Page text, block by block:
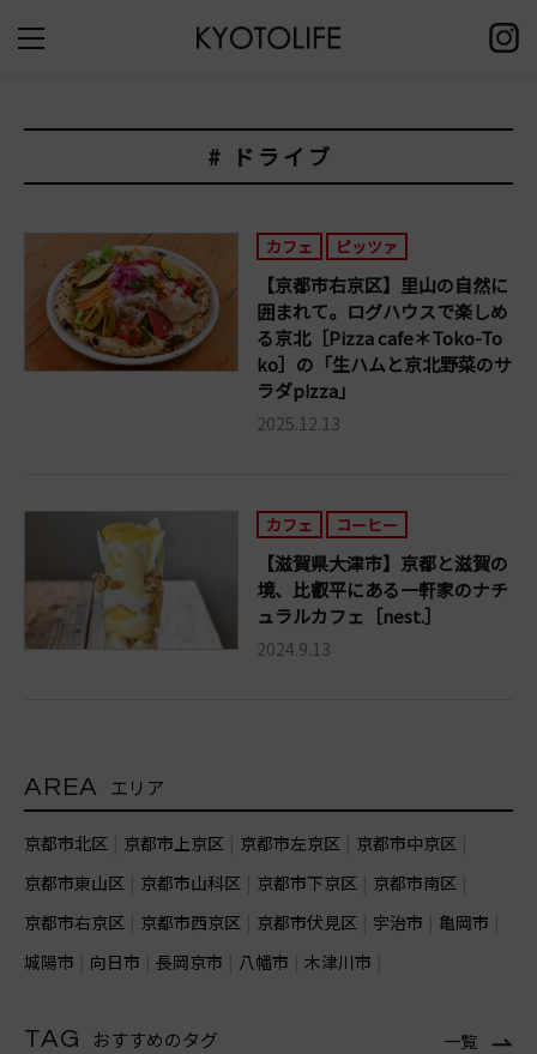
# ドライブ
カフェ ピッツァ
【京都市右京区】里山の自然に
囲まれて。ログハウスで楽しめ
る京北［Pizza cafe＊Toko-To
ko］の「生ハムと京北野菜のサ
ラダpizza」
2025.12.13
カフェ コーヒー
【滋賀県大津市】京都と滋賀の
境、比叡平にある一軒家のナチ
ュラルカフェ［nest.］
2024.9.13
AREA エリア
京都市北区 京都市上京区 京都市左京区
京都市中京区
京都市東山区
京都市山科区 京都市下京区
京都市南区
京都市右京区
京都市西京区 京都市伏見区 宇治市
亀岡市
城陽市
向日市 長岡京市 八幡市 木津川市
TAG おすすめのタグ 一覧